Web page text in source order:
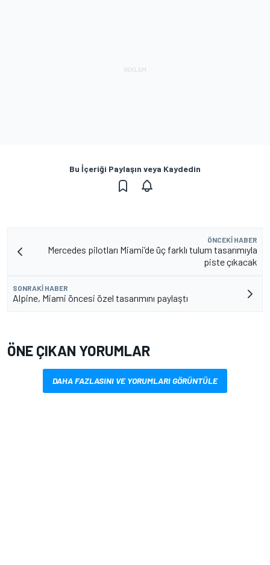
Bu İçeriği Paylaşın veya Kaydedin
ÖNCEKI HABER
Mercedes pilotları Miami’de üç farklı tulum tasarımıyla
piste çıkacak
SONRAKI HABER
Alpine, Miami öncesi özel tasarımını paylaştı
ÖNE ÇIKAN YORUMLAR
DAHA FAZLASINI VE YORUMLARI GÖRÜNTÜLE